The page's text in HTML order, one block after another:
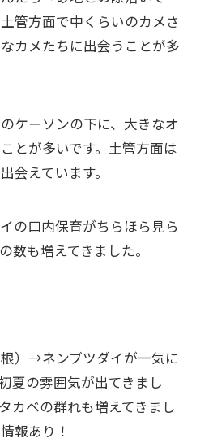
管方面で中くらいのカメさ
カメたちに出会うことが多
ケーソンの下に、大きなオ
とが多いです。土管方面は
会えています。
の口内保育がちらほら見ら
数も増えてきました。
根）→ネンブツダイが一気に
夏の雰囲気が出てきまし
カベの群れも増えてきまし
報あり！